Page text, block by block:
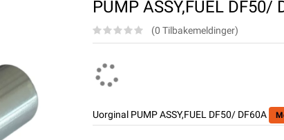
PUMP ASSY,FUEL DF50/
(0 Tilbakemeldinger)
Uorginal PUMP ASSY,FUEL DF50/ DF60A